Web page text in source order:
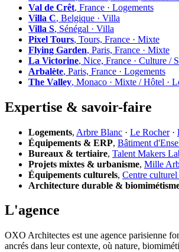
Val de Crêt, France · Logements
Villa C, Belgique · Villa
Villa S, Sénégal · Villa
Pixel Tours, Tours, France · Mixte
Flying Garden, Paris, France · Mixte
La Victorine, Nice, France · Culture /
Arbalète, Paris, France · Logements
The Valley, Monaco · Mixte / Hôtel ·
Expertise & savoir-faire
Logements, Arbre Blanc · Le Rocher·
Équipements & ERP, Bâtiment
Bureaux & tertiaire, Talent Makers
Projets mixtes & urbanisme, Mille
Équipements culturels, Centre
Architecture durable &
L'agence
OXO Architectes est une agence parisienne
ancrés dans leur contexte, où nature,